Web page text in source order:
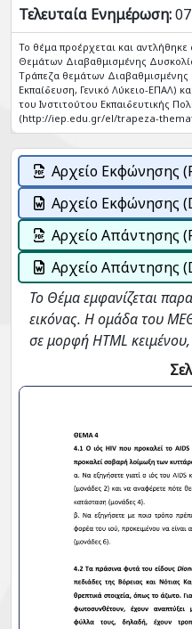
Τελευταία Ενημέρωση:
Το θέμα προέρχεται και
Θεμάτων Διαβαθμισμένης
Tράπεζα θεμάτων
Εκπαίδευση, Γενικό Λύκειο-ΕΠΑΛ)
του Ινστιτούτου Εκπαιδευτικής
(http://iep.edu.gr/el/trapeza-
Αρχείο Εκφώνησης
Αρχείο Εκφώνησης
Αρχείο Απάντησης
Αρχείο Απάντησης
Το Θέμα εμφανίζεται
εικόνας. Η ομάδα του
σε μορφή HTML